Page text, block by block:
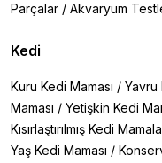
Parçalar / Akvaryum
Kedi
Kuru Kedi Maması / Yavru
Maması / Yetişkin Kedi
Kısırlaştırılmış Kedi
Yaş Kedi Maması /